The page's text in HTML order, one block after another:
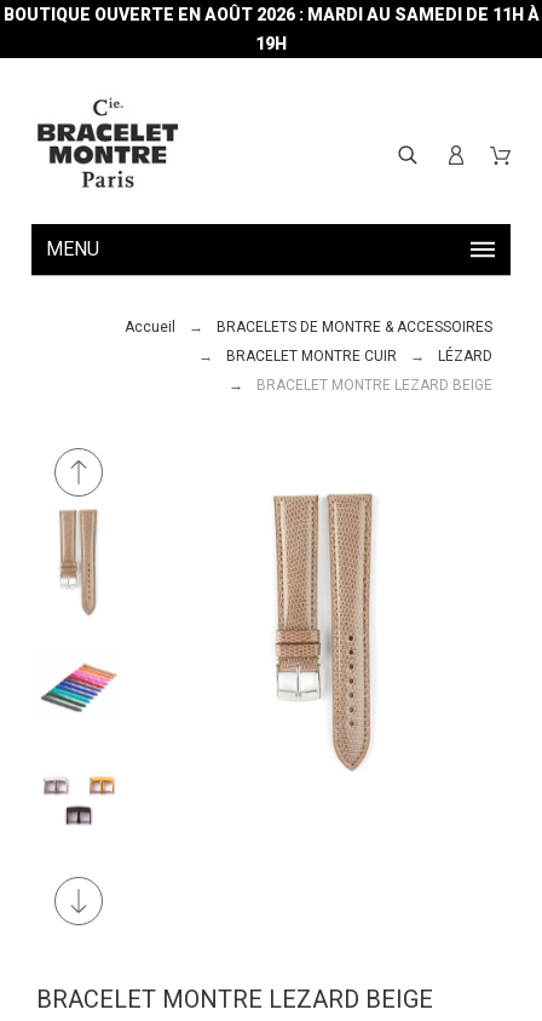
BOUTIQUE OUVERTE EN AOÛT 2026 : MARDI AU SAMEDI DE 11H À
19H
MENU
Accueil
BRACELETS DE MONTRE & ACCESSOIRES
BRACELET MONTRE CUIR
LÉZARD
BRACELET MONTRE LEZARD BEIGE
BRACELET MONTRE LEZARD BEIGE